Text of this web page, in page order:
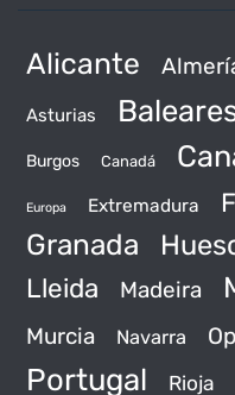
Alicante
Asturias
Burgos Canadá
Europa Extremadura
Granada
Lleida Madeira
Murcia Navarra
Portugal Rioja